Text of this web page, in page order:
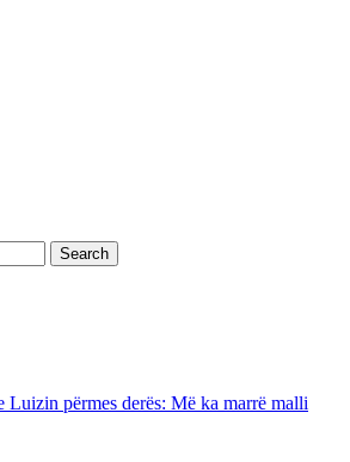
Luizin përmes derës: Më ka marrë malli